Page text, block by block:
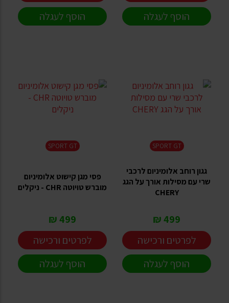
הוסף לעגלה
הוסף לעגלה
SPORT GT
גגון רוחב אלומיניום לרכבי
שרי עם מסילות אורך על הגג
CHERY
499 ₪
לפרטים ורכישה
הוסף לעגלה
SPORT GT
פסי מגן קישוט אלומיניום
מוברש טויוטה CHR - ניקלים
499 ₪
לפרטים ורכישה
הוסף לעגלה